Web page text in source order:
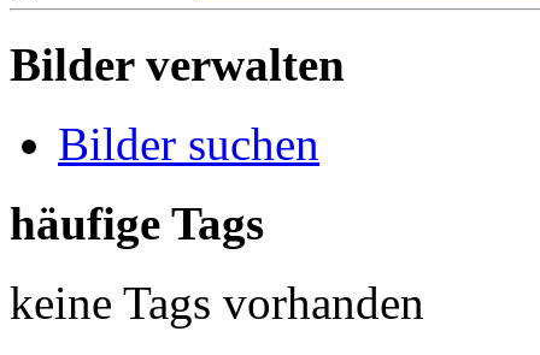
Bilder verwalten
Bilder suchen
häufige Tags
keine Tags vorhanden